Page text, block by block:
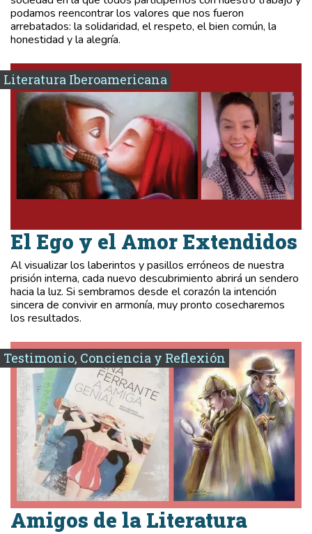
podamos reencontrar los valores que nos fueron
arrebatados: la solidaridad, el respeto, el bien común, la
honestidad y la alegría.
Literatura Iberoamericana
El Ego y el Amor Extendidos
Al visualizar los laberintos y pasillos erróneos de nuestra
prisión interna, cada nuevo descubrimiento abrirá un sendero
hacia la luz. Si sembramos desde el corazón la intención
sincera de convivir en armonía, muy pronto cosecharemos
los resultados.
Testimonio, Conciencia y Reflexión
Amigos de la Literatura